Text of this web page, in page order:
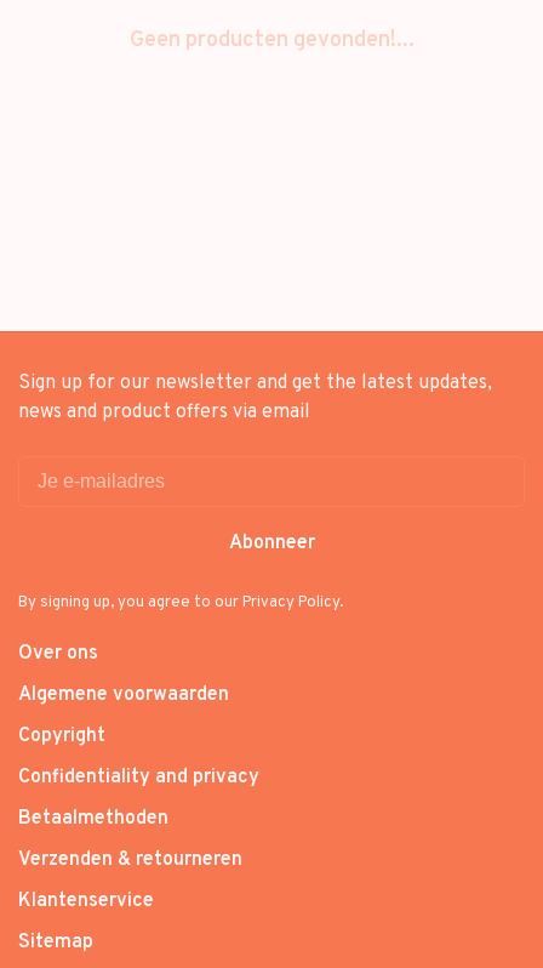
Geen producten gevonden!...
Sign up for our newsletter and get the latest updates,
news and product offers via email
Abonneer
By signing up, you agree to our Privacy Policy.
Over ons
Algemene voorwaarden
Copyright
Confidentiality and privacy
Betaalmethoden
Verzenden & retourneren
Klantenservice
Sitemap